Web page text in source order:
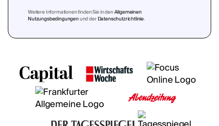
Weitere Informationen finden Sie in denAllgemeinen
Nutzungsbedingungenund derDatenschutzrichtlinie.